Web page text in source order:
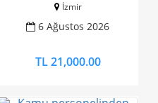
İzmir
6 Ağustos 2026
TL 21,000.00